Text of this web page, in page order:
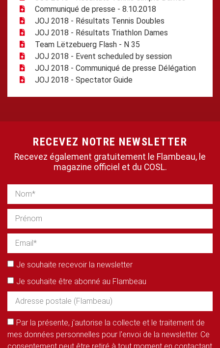
Communiqué de presse - 8.10.2018
JOJ 2018 - Résultats Tennis Doubles
JOJ 2018 - Résultats Triathlon Dames
Team Lëtzebuerg Flash - N 35
JOJ 2018 - Event scheduled by session
JOJ 2018 - Communiqué de presse Délégation
JOJ 2018 - Spectator Guide
RECEVEZ NOTRE NEWSLETTER
Recevez également gratuitement le Flambeau, le
magazine officiel et du COSL.
Je souhaite recevoir la newsletter
Je souhaite être abonné au Flambeau
Par la présente, j'autorise la collecte et le traitement de
mes données personnelles pour l'envoi de la newsletter. Ce